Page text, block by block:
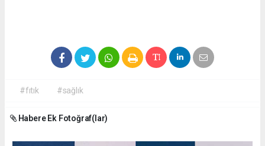
#fıtık #sağlık
Habere Ek Fotoğraf(lar)